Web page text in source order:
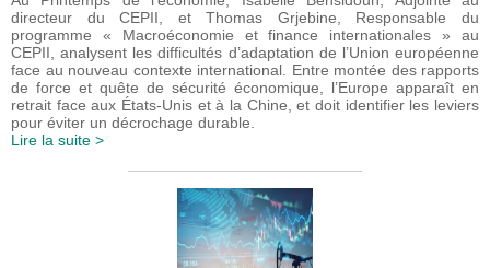
directeur du CEPII, et Thomas Grjebine, Responsable du
programme « Macroéconomie et finance internationales » au
CEPII, analysent les difficultés d’adaptation de l’Union européenne
face au nouveau contexte international. Entre montée des rapports
de force et quête de sécurité économique, l’Europe apparaît en
retrait face aux États-Unis et à la Chine, et doit identifier les leviers
pour éviter un décrochage durable.
Lire la suite >